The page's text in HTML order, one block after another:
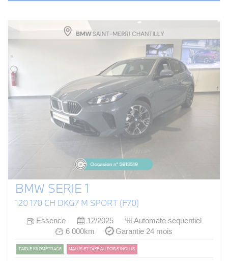
BMW SERIE 1
120 170 CH DKG7 M SPORT (F70)
Essence 12/2025
Automate sequentiel
6 000km
Garantie 24 mois
FAIBLE KILOMÉTRAGE MALUS ET TAXE AU POIDS INCLUS